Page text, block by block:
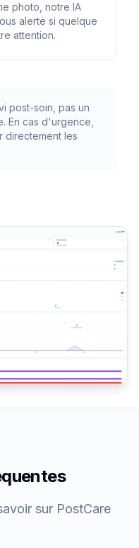
photo, notre IA
alerte si quelque
attention.
post-soin, pas un
En cas d'urgence,
directement les
sur PostCare